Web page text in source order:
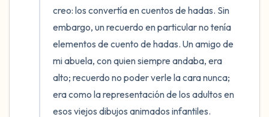
creo: los convertía en cuentos de hadas. Sin
embargo, un recuerdo en particular no tenía
elementos de cuento de hadas. Un amigo de
mi abuela, con quien siempre andaba, era
alto; recuerdo no poder verle la cara nunca;
era como la representación de los adultos en
esos viejos dibujos animados infantiles.